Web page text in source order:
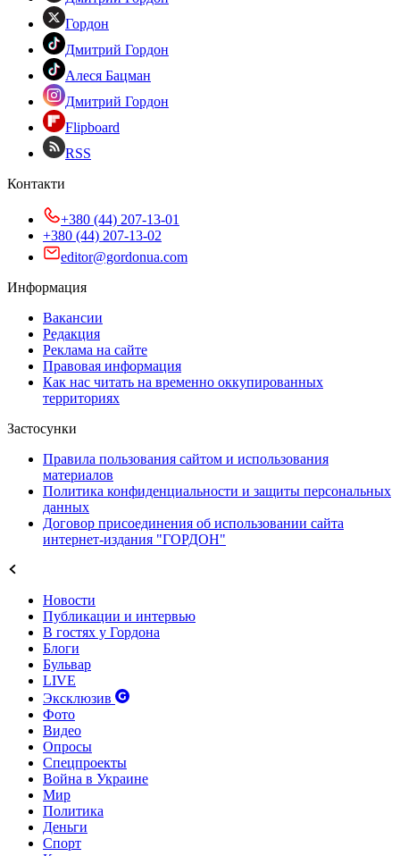
Гордон
Дмитрий Гордон
Алеся Бацман
Дмитрий Гордон
Flipboard
RSS
Контакти
+380 (44) 207-13-01
+380 (44) 207-13-02
editor@gordonua.com
Информация
Вакансии
Редакция
Реклама на сайте
Правовая информация
Как нас читать на временно оккупированных
территориях
Застосунки
Правила пользования сайтом и использования
материалов
Политика конфиденциальности и защиты персональных
данных
Договор присоединения об использовании сайта
интернет-издания "ГОРДОН"
Новости
Публикации и интервью
В гостях у Гордона
Блоги
Бульвар
LIVE
Эксклюзив
Фото
Видео
Опросы
Спецпроекты
Война в Украине
Мир
Политика
Деньги
Спорт